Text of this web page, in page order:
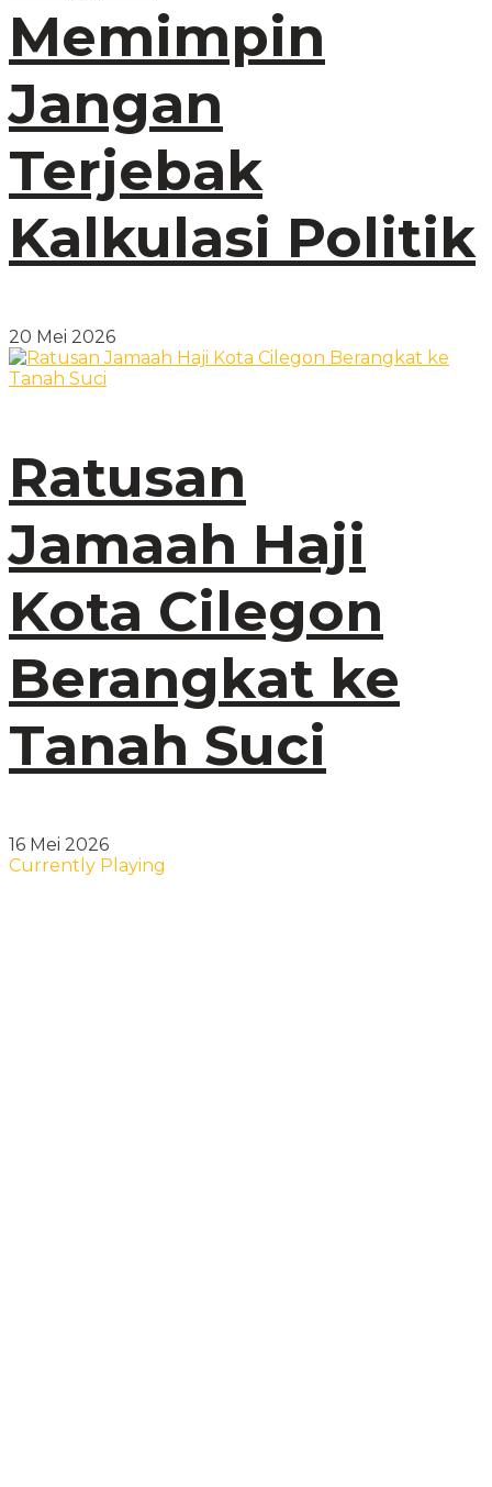
Memimpin
Jangan
Terjebak
Kalkulasi Politik
20 Mei 2026
Ratusan
Jamaah Haji
Kota Cilegon
Berangkat ke
Tanah Suci
16 Mei 2026
Currently Playing